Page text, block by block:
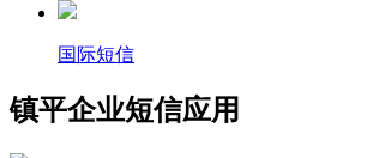
国际短信
镇平企业短信应用